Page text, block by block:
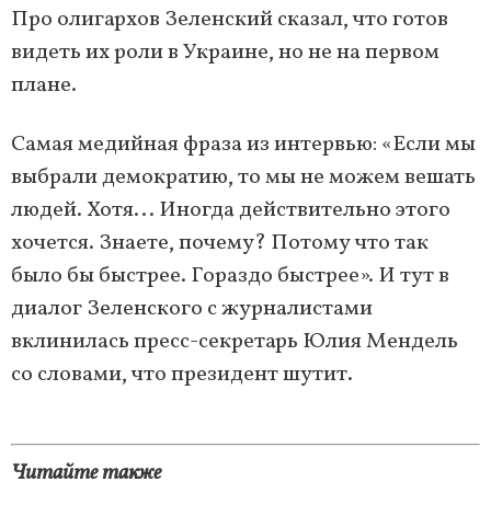
Про олигархов Зеленский сказал, что готов
видеть их роли в Украине, но не на первом
плане.
Самая медийная фраза из интервью: «Если мы
выбрали демократию, то мы не можем вешать
людей. Хотя... Иногда действительно этого
хочется. Знаете, почему? Потому что так
было бы быстрее. Гораздо быстрее». И тут в
диалог Зеленского с журналистами
вклинилась пресс-секретарь Юлия Мендель
со словами, что президент шутит.
Читайте также